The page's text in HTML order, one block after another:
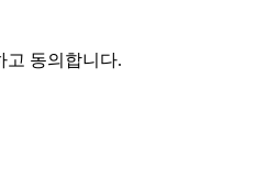
고 동의합니다.